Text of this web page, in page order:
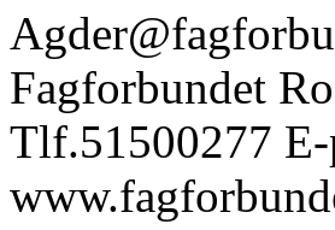
Fagforbundet
Tlf.51500277